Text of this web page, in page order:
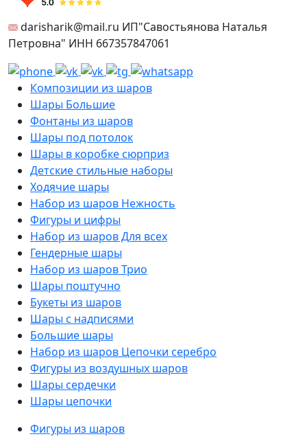
darisharik@mail.ru ИП"Савостьянова Наталья
Петровна" ИНН 667357847061
Композиции из шаров
Шары Большие
Фонтаны из шаров
Шары под потолок
Шары в коробке сюрприз
Детские стильные наборы
Ходячие шары
Набор из шаров Нежность
Фигуры и цифры
Набор из шаров Для всех
Гендерные шары
Набор из шаров Трио
Шары поштучно
Букеты из шаров
Шары с надписями
Большие шары
Набор из шаров Цепочки серебро
Фигуры из воздушных шаров
Шары сердечки
Шары цепочки
Фигуры из шаров